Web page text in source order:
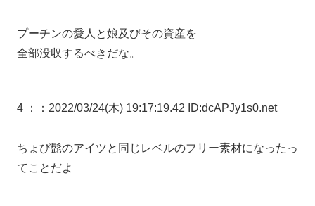
プーチンの愛人と娘及びその資産を
全部没収するべきだな。
4 ： ：2022/03/24(木) 19:17:19.42 ID:dcAPJy1s0.net
ちょび髭のアイツと同じレベルのフリー素材になったっ
てことだよ